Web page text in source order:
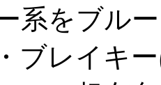
系をブル
ブレイキ